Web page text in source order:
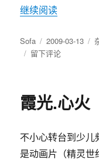
继续阅读“Sarah
作
者
Sofa
发
布
2009-03-13
于
歌
留下评论
霞光.心火
不小心转台到少儿
是动画片（精灵世